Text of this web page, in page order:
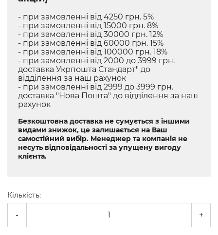
- при замовленні від 4250 грн. 5%
- при замовленні від 15000 грн. 8%
- при замовленні від 30000 грн. 12%
- при замовленні від 60000 грн. 15%
- при замовленні від 100000 грн. 18%
- при замовленні від 2000 до 3999 грн.
доставка Укрпошта Стандарт" до
відділення за наш рахунок
- при замовленні від 2999 до 3999 грн.
доставка "Нова Пошта" до відділення за наш
рахунок
Безкоштовна доставка не сумується з іншими
видами знижок, це залишається на Ваш
самостійний вибір. Менеджер та компанія не
несуть відповідальності за упущену вигоду
клієнта.
Кількість:
- +